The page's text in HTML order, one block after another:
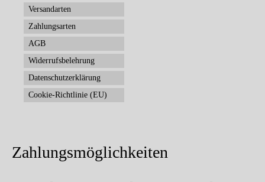
Versandarten
Zahlungsarten
AGB
Widerrufsbelehrung
Datenschutzerklärung
Cookie-Richtlinie (EU)
Zahlungsmöglichkeiten